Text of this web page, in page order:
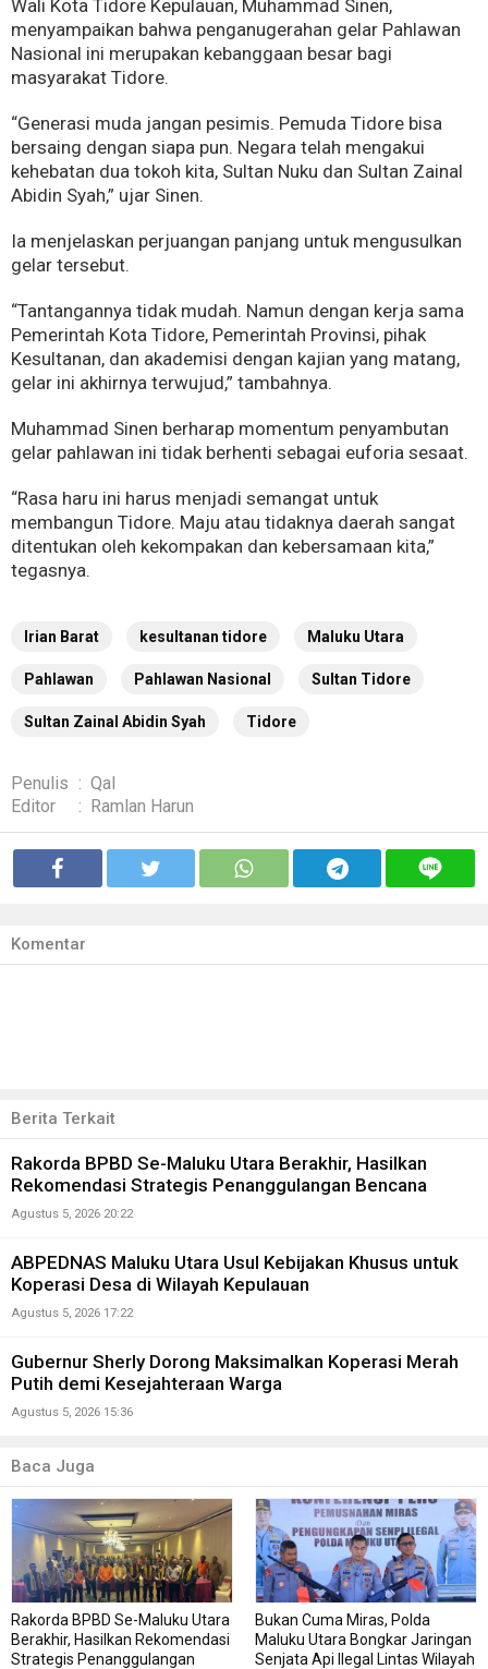
Wali Kota Tidore Kepulauan, Muhammad Sinen,
menyampaikan bahwa penganugerahan gelar Pahlawan
Nasional ini merupakan kebanggaan besar bagi
masyarakat Tidore.
“Generasi muda jangan pesimis. Pemuda Tidore bisa
bersaing dengan siapa pun. Negara telah mengakui
kehebatan dua tokoh kita, Sultan Nuku dan Sultan Zainal
Abidin Syah,” ujar Sinen.
Ia menjelaskan perjuangan panjang untuk mengusulkan
gelar tersebut.
“Tantangannya tidak mudah. Namun dengan kerja sama
Pemerintah Kota Tidore, Pemerintah Provinsi, pihak
Kesultanan, dan akademisi dengan kajian yang matang,
gelar ini akhirnya terwujud,” tambahnya.
Muhammad Sinen berharap momentum penyambutan
gelar pahlawan ini tidak berhenti sebagai euforia sesaat.
“Rasa haru ini harus menjadi semangat untuk
membangun Tidore. Maju atau tidaknya daerah sangat
ditentukan oleh kekompakan dan kebersamaan kita,”
tegasnya.
Irian Barat kesultanan tidore Maluku Utara
Pahlawan Pahlawan Nasional Sultan Tidore
Sultan Zainal Abidin Syah Tidore
Penulis : Qal
Editor
: Ramlan Harun
Komentar
Berita Terkait
Rakorda BPBD Se-Maluku Utara Berakhir, Hasilkan
Rekomendasi Strategis Penanggulangan Bencana
Agustus 5, 2026 20:22
ABPEDNAS Maluku Utara Usul Kebijakan Khusus untuk
Koperasi Desa di Wilayah Kepulauan
Agustus 5, 2026 17:22
Gubernur Sherly Dorong Maksimalkan Koperasi Merah
Putih demi Kesejahteraan Warga
Agustus 5, 2026 15:36
Baca Juga
Rakorda BPBD Se-Maluku Utara
Berakhir, Hasilkan Rekomendasi
Strategis Penanggulangan
Bukan Cuma Miras, Polda
Maluku Utara Bongkar Jaringan
Senjata Api Ilegal Lintas Wilayah